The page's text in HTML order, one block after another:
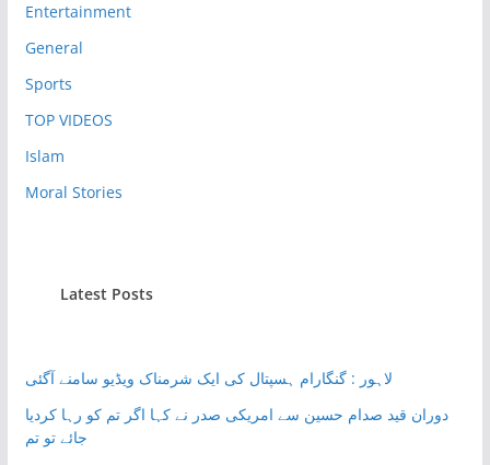
Entertainment
General
Sports
TOP VIDEOS
Islam
Moral Stories
Latest Posts
لاہور : گنگارام ہسپتال کی ایک شرمناک ویڈیو سامنے آگئی
دوران قید صدام حسین سے امریکی صدر نے کہا اگر تم کو رہا کردیا
جائے تو تم